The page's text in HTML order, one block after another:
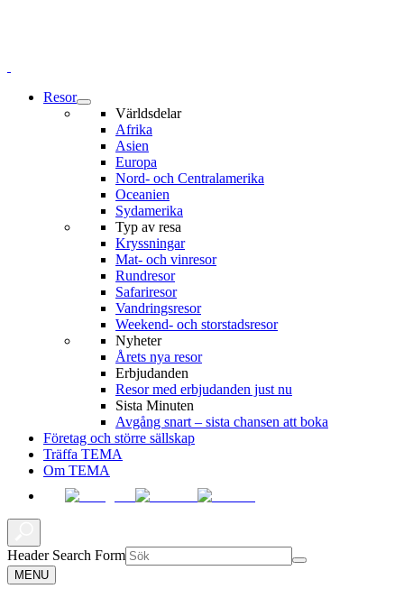
Resor
Världsdelar
Afrika
Asien
Europa
Nord- och Centralamerika
Oceanien
Sydamerika
Typ av resa
Kryssningar
Mat- och vinresor
Rundresor
Safariresor
Vandringsresor
Weekend- och storstadsresor
Nyheter
Årets nya resor
Erbjudanden
Resor med erbjudanden just nu
Sista Minuten
Avgång snart – sista chansen att boka
Företag och större sällskap
Träffa TEMA
Om TEMA
Header Search Form
MENU